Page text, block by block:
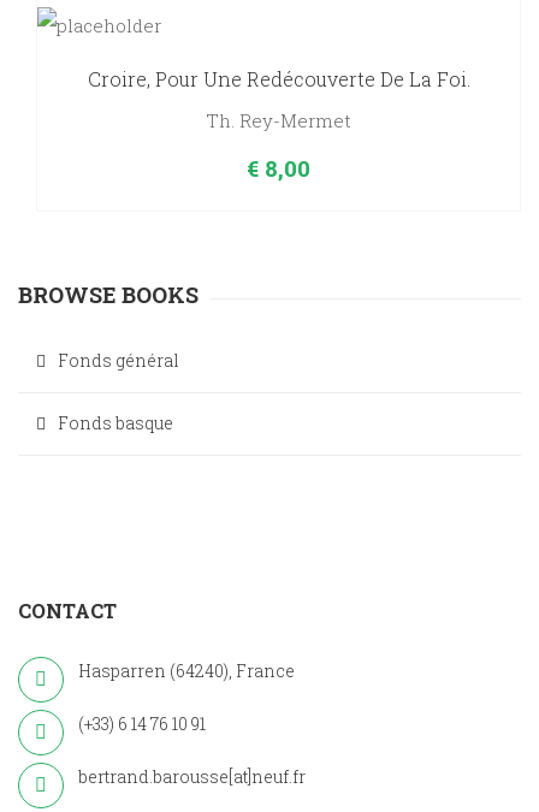
Croire, Pour Une Redécouverte De La Foi.
Th. Rey-Mermet
€ 8,00
BROWSE BOOKS
Fonds général
Fonds basque
CONTACT
Hasparren (64240), France
(+33) 6 14 76 10 91
bertrand.barousse[at]neuf.fr